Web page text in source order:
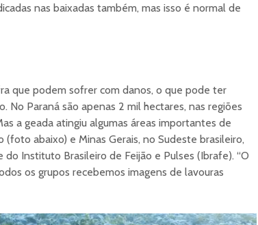
nas baixadas também, mas isso é normal de
que podem sofrer com danos, o que pode ter
No Paraná são apenas 2 mil hectares, nas regiões
a geada atingiu algumas áreas importantes de
(foto abaixo) e Minas Gerais, no Sudeste brasileiro,
Instituto Brasileiro de Feijão e Pulses (Ibrafe). “O
os grupos recebemos imagens de lavouras